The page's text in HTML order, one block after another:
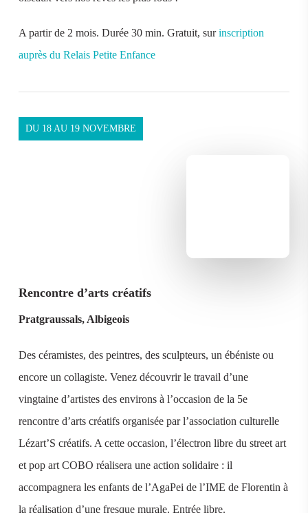
A partir de 2 mois. Durée 30 min. Gratuit, surinscription
auprès du Relais Petite Enfance
DU 18 AU 19 NOVEMBRE
Rencontre d’arts créatifs
Pratgraussals, Albigeois
Des céramistes, des peintres, des sculpteurs, un ébéniste ou
encore un collagiste. Venez découvrir le travail d’une
vingtaine d’artistes des environs à l’occasion de la 5e
rencontre d’arts créatifs organisée par l’association culturelle
Lézart’S créatifs. A cette occasion, l’électron libre du street art
et pop art COBO réalisera une action solidaire : il
accompagnera les enfants de l’AgaPei de l’IME de Florentin à
la réalisation d’une fresque murale. Entrée libre.